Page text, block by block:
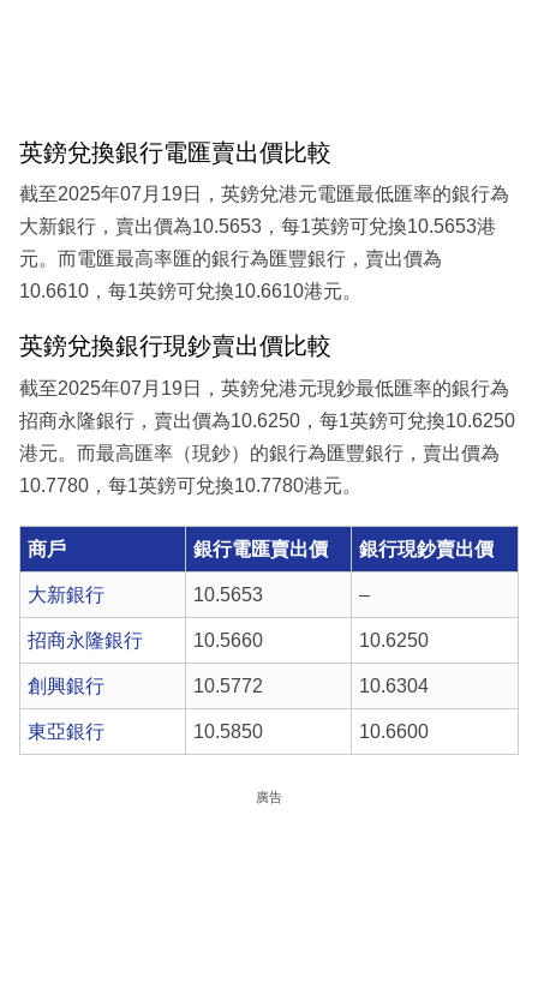
英鎊兌換銀行電匯賣出價比較
截至2025年07月19日，英鎊兌港元電匯最低匯率的銀行為
大新銀行，賣出價為10.5653，每1英鎊可兌換10.5653港
元。而電匯最高率匯的銀行為匯豐銀行，賣出價為
10.6610，每1英鎊可兌換10.6610港元。
英鎊兌換銀行現鈔賣出價比較
截至2025年07月19日，英鎊兌港元現鈔最低匯率的銀行為
招商永隆銀行，賣出價為10.6250，每1英鎊可兌換10.6250
港元。而最高匯率（現鈔）的銀行為匯豐銀行，賣出價為
10.7780，每1英鎊可兌換10.7780港元。
商戶 銀行電匯賣出價 銀行現鈔賣出價
大新銀行 10.5653 –
招商永隆銀行 10.5660 10.6250
創興銀行 10.5772 10.6304
東亞銀行 10.5850 10.6600
廣告